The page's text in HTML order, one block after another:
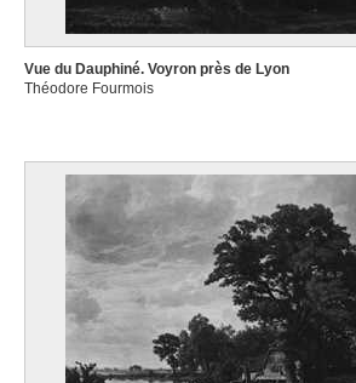
Vue du Dauphiné. Voyron près de Lyon
Théodore Fourmois